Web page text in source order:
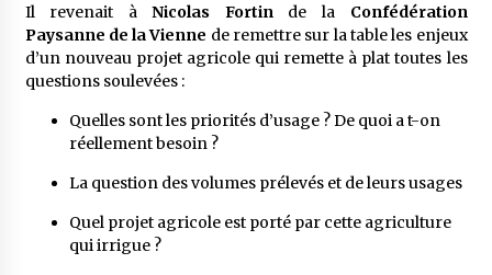
Il revenait àNicolas Fortinde la Confédération
Paysanne de la Vienne de remettre sur la table les enjeux
d’un nouveau projet agricole qui remette à plat toutes les
questions soulevées :
Quelles sont les priorités d’usage ? De quoi a t-on
réellement besoin ?
La question des volumes prélevés et de leurs usages
Quel projet agricole est porté par cette agriculture
qui irrigue ?